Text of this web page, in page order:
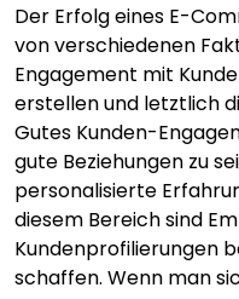
Der Erfolg eines E-
von verschiedenen
Engagement mit
erstellen und letztlich
Gutes Kunden-
gute Beziehungen zu
personalisierte
diesem Bereich sind
Kundenprofilierungen
schaffen. Wenn man